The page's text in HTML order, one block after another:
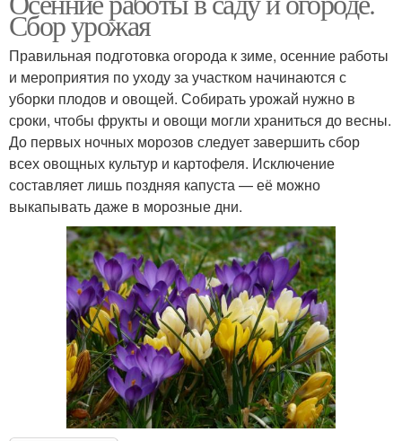
Сбор урожая
Правильная подготовка огорода к зиме, осенние работы
и мероприятия по уходу за участком начинаются с
уборки плодов и овощей. Собирать урожай нужно в
сроки, чтобы фрукты и овощи могли храниться до весны.
До первых ночных морозов следует завершить сбор
всех овощных культур и картофеля. Исключение
составляет лишь поздняя капуста — её можно
выкапывать даже в морозные дни.